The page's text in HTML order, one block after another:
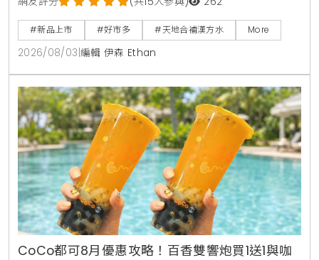
月上旬全台好市多Costco獨家上市，每箱24入售價
729元，提供日常輕鬆補水新選擇。
#新品上市 #好市多 #天地合補漢方水 More
2026/08/03 編輯 伊森 Ethan
CoCo都可8月優惠攻略！百香雙響炮買1送1與咖